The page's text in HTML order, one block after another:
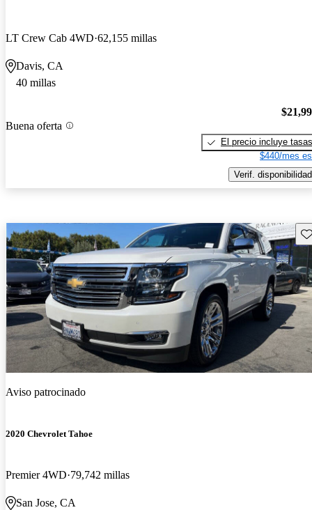
LT Crew Cab 4WD 62,155 millas
Davis, CA
40 millas
Buena oferta
El precio incluye tasas
$440/mes
Verif. disponibilidad
Aviso patrocinado
2020 Chevrolet Tahoe
Premier 4WD 79,742 millas
San Jose, CA